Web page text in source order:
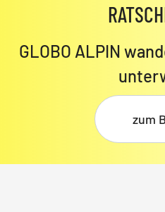
GLOBO ALPIN
zum